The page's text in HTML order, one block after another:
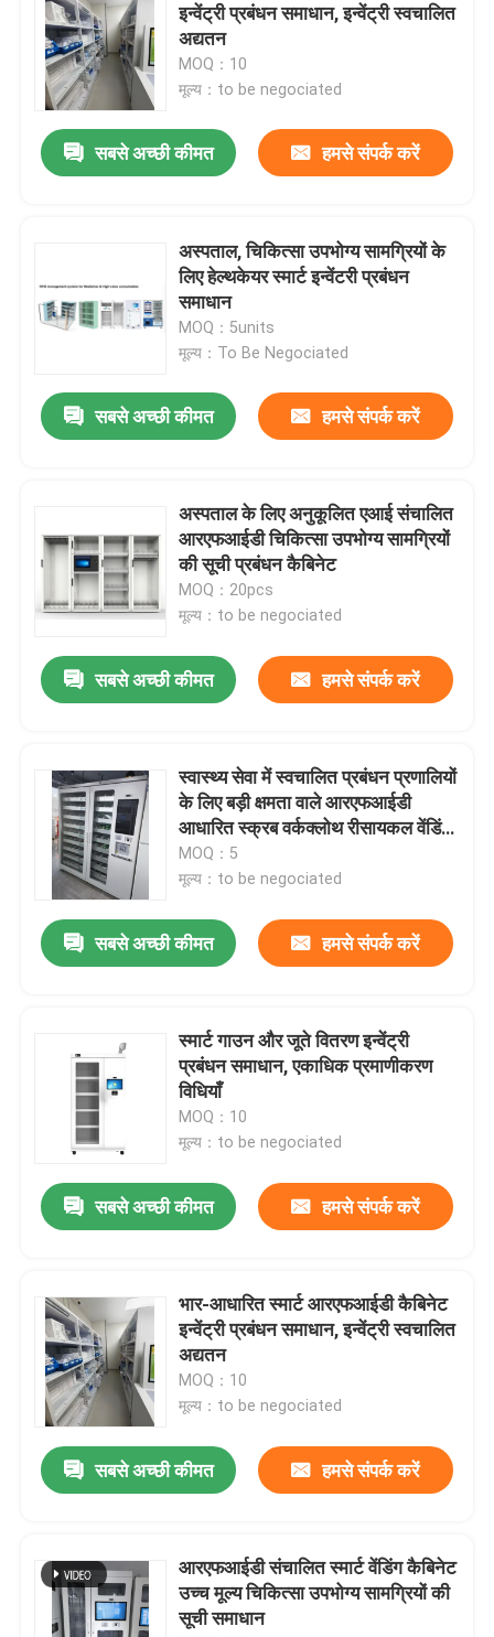
घर
वीडियो
इन्वेंट्री प्रबंधन समाधान, इन्वेंट्री स्वचालित
अद्यतन
MOQ：10
मूल्य：to be negociated
सबसे अच्छी कीमत हमसे संपर्क करें
अस्पताल, चिकित्सा उपभोग्य सामग्रियों के
लिए हेल्थकेयर स्मार्ट इन्वेंटरी प्रबंधन
समाधान
MOQ：5units
मूल्य：To Be Negociated
सबसे अच्छी कीमत हमसे संपर्क करें
अस्पताल के लिए अनुकूलित एआई संचालित
आरएफआईडी चिकित्सा उपभोग्य सामग्रियों
की सूची प्रबंधन कैबिनेट
MOQ：20pcs
मूल्य：to be negociated
सबसे अच्छी कीमत हमसे संपर्क करें
स्वास्थ्य सेवा में स्वचालित प्रबंधन प्रणालियों
के लिए बड़ी क्षमता वाले आरएफआईडी
आधारित स्क्रब वर्कक्लोथ रीसायकल वेंडिंग
डिस्पेंसर
MOQ：5
मूल्य：to be negociated
सबसे अच्छी कीमत हमसे संपर्क करें
स्मार्ट गाउन और जूते वितरण इन्वेंट्री
प्रबंधन समाधान, एकाधिक प्रमाणीकरण
विधियाँ
MOQ：10
मूल्य：to be negociated
सबसे अच्छी कीमत हमसे संपर्क करें
भार-आधारित स्मार्ट आरएफआईडी कैबिनेट
इन्वेंट्री प्रबंधन समाधान, इन्वेंट्री स्वचालित
अद्यतन
MOQ：10
मूल्य：to be negociated
सबसे अच्छी कीमत हमसे संपर्क करें
आरएफआईडी संचालित स्मार्ट वेंडिंग कैबिनेट
उच्च मूल्य चिकित्सा उपभोग्य सामग्रियों की
सूची समाधान